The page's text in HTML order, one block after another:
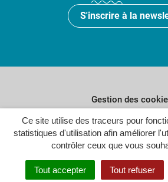
Ce site utilise des traceurs pour
statistiques d'utilisation afin améliorer
contrôler ceux que vous
Tout accepter Tout refuser
S'inscrire à la
Gestion des
Plan du site
Politique de
Crédits